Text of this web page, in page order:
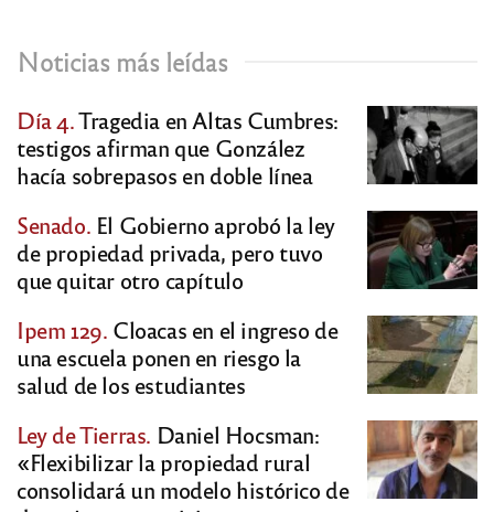
Noticias más leídas
Día 4.Tragedia en Altas Cumbres:
testigos afirman que González
hacía sobrepasos en doble línea
Senado. El Gobierno aprobó la ley
de propiedad privada, pero tuvo
que quitar otro capítulo
Ipem 129. Cloacas en el ingreso de
una escuela ponen en riesgo la
salud de los estudiantes
Ley de Tierras. Daniel Hocsman:
«Flexibilizar la propiedad rural
consolidará un modelo histórico de